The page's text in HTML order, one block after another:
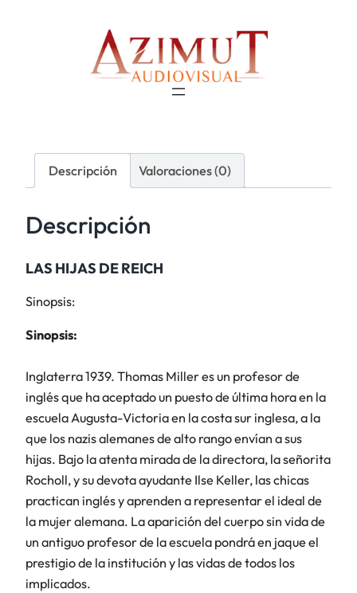
Descripción Valoraciones (0)
Descripción
LAS HIJAS DE REICH
Sinopsis:
Sinopsis:
Inglaterra 1939. Thomas Miller es un profesor de
inglés que ha aceptado un puesto de última hora en la
escuela Augusta-Victoria en la costa sur inglesa, a la
que los nazis alemanes de alto rango envían a sus
hijas. Bajo la atenta mirada de la directora, la señorita
Rocholl, y su devota ayudante Ilse Keller, las chicas
practican inglés y aprenden a representar el ideal de
la mujer alemana. La aparición del cuerpo sin vida de
un antiguo profesor de la escuela pondrá en jaque el
prestigio de la institución y las vidas de todos los
implicados.